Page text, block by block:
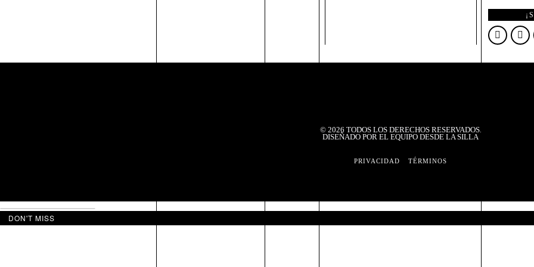
© 2026 TODOS LOS DERECHOS RESERVADOS.
DISEÑADO POR EL EQUIPO DESDE LA SILLA
PRIVACIDAD TÉRMINOS
DON'T MISS